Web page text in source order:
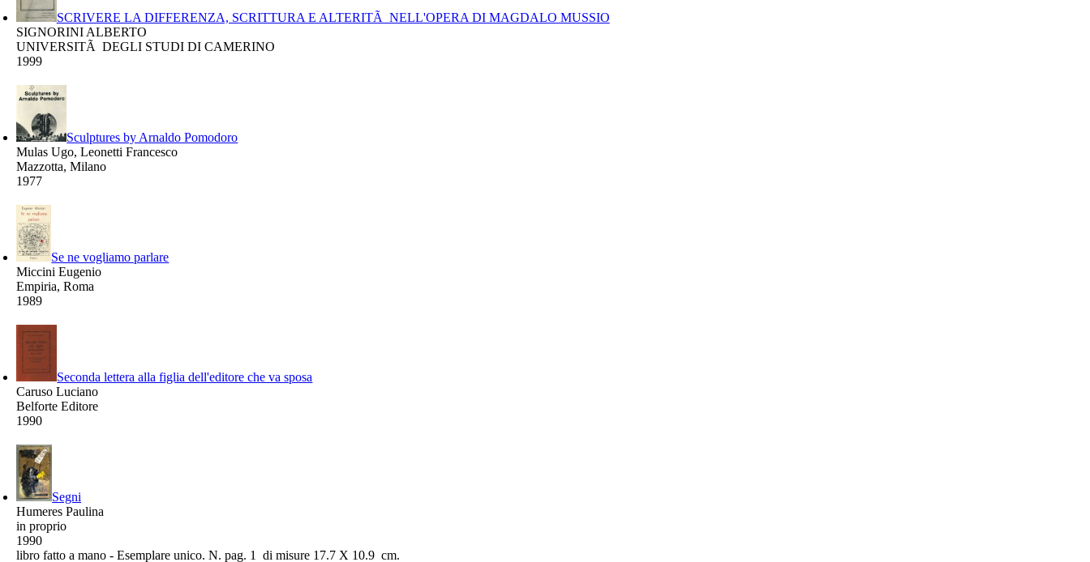
SCRIVERE LA DIFFERENZA, SCRITTURA E ALTERITÃ NELL'OPERA DI MAGDALO MUSSIO
SIGNORINI ALBERTO
UNIVERSITÃ DEGLI STUDI DI CAMERINO
1999
Sculptures by Arnaldo Pomodoro
Mulas Ugo, Leonetti Francesco
Mazzotta, Milano
1977
Se ne vogliamo parlare
Miccini Eugenio
Empiria, Roma
1989
Seconda lettera alla figlia dell'editore che va sposa
Caruso Luciano
Belforte Editore
1990
Segni
Humeres Paulina
in proprio
1990
libro fatto a mano - Esemplare unico. N. pag. 1 di misure 17.7 X 10.9 cm.